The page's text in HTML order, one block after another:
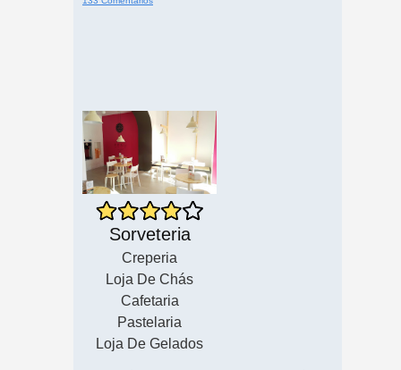
Sorveteria
Creperia
Loja De Chás
Cafetaria
Pastelaria
Loja De Gelados